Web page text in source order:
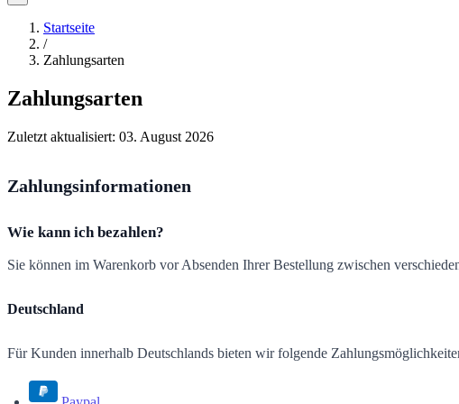
Startseite
/
Zahlungsarten
Zahlungsarten
Zuletzt aktualisiert: 03. August 2026
Zahlungsinformationen
Wie kann ich bezahlen?
Sie können im Warenkorb vor Absenden Ihrer Bestellung zwischen
Deutschland
Für Kunden innerhalb Deutschlands bieten wir folgende